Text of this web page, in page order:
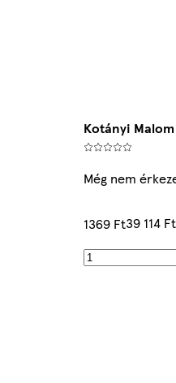
Kotányi
Még nem
1369 Ft39 114